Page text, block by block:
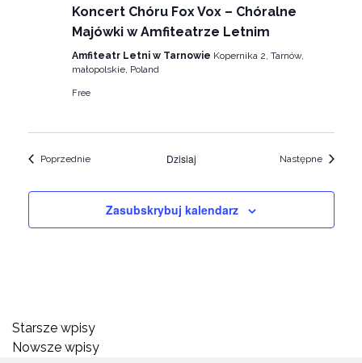
Koncert Chóru Fox Vox – Chóralne
Majówki w Amfiteatrze Letnim
Amfiteatr Letni w Tarnowie Kopernika 2, Tarnów,
małopolskie, Poland
Free
PoprzednieWydarzenia Dzisiaj Następne
Zasubskrybuj kalendarz
Nawigacja
Starsze wpisy
Nowsze wpisy